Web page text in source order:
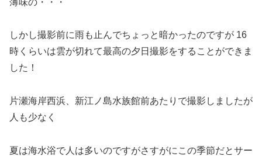
しかし撮影前に雨も止んでちょっと暗かったのですが 16
時くらいは雲が切れて最高の夕日撮影をすることができま
した！
片瀬海岸西浜、新江ノ島水族館前あたりで撮影しましたが
人も少なく
夏は海水浴で人は多いのですがさすがにこの季節だとサー